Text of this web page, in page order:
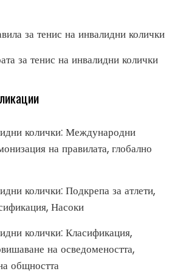
за тенис на инвалидни колички
за тенис на инвалидни колички
колички: Международни
на правилата, глобално
колички: Подкрепа за атлети,
Насоки
колички: Класификация,
на осведомеността,
общността